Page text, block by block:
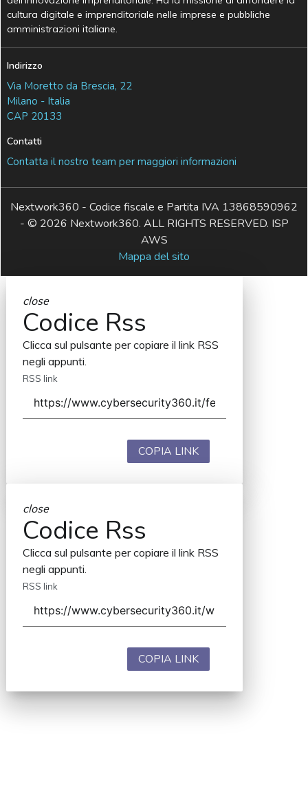
cultura digitale e imprenditoriale nelle imprese e pubbliche
amministrazioni italiane.
Indirizzo
Via Moretto da Brescia, 22
Milano - Italia
CAP 20133
Contatti
Contatta il nostro team per maggiori informazioni
Nextwork360 - Codice fiscale e Partita IVA 13868590962
- © 2026 Nextwork360. ALL RIGHTS RESERVED. ISP
AWS
Mappa del sito
close
Codice Rss
Clicca sul pulsante per copiare il link RSS
negli appunti.
RSS link
COPIA LINK
close
Codice Rss
Clicca sul pulsante per copiare il link RSS
negli appunti.
RSS link
COPIA LINK